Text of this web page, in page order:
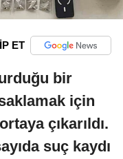
ET
bir
için
çıkarıldı.
suç kaydı